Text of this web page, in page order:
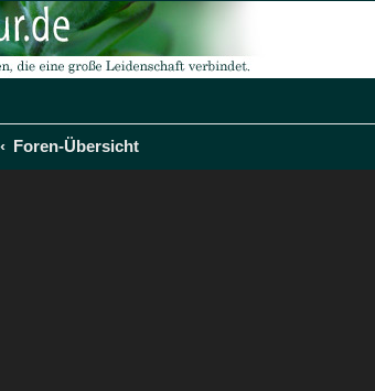
Foren-Übersicht